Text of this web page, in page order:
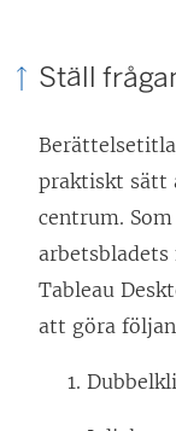
Ställ
praktiskt sätt
centrum.
Tableau
att göra